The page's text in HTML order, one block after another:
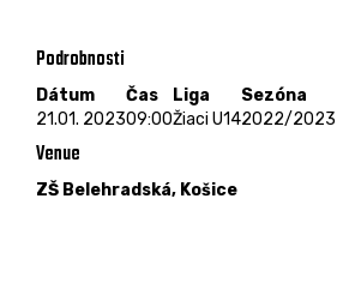
Podrobnosti
Dátum Čas Liga
Sezóna
21.01. 202309:00Žiaci U142022/2023
Venue
ZŠ Belehradská, Košice